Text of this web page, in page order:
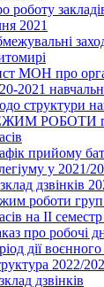
роботу
2021
МОН про
2021
структури
РОБОТИ
прийому
у 2021/
дзвінків
роботи
на ІІ
про робочі
дії
2022/
дзвінків